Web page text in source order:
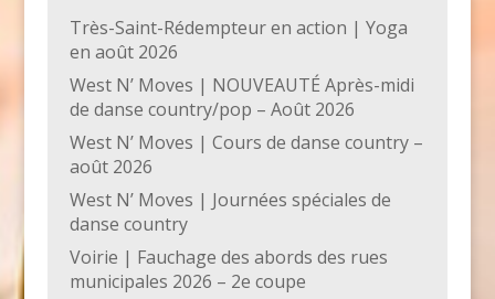
Très-Saint-Rédempteur en action | Yoga
en août 2026
West N’ Moves | NOUVEAUTÉ Après-midi
de danse country/pop – Août 2026
West N’ Moves | Cours de danse country –
août 2026
West N’ Moves | Journées spéciales de
danse country
Voirie | Fauchage des abords des rues
municipales 2026 – 2e coupe